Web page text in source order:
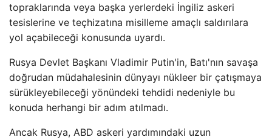
topraklarında veya başka yerlerdeki İngiliz askeri
tesislerine ve teçhizatına misilleme amaçlı saldırılara
yol açabileceği konusunda uyardı.
Rusya Devlet Başkanı Vladimir Putin'in, Batı'nın savaşa
doğrudan müdahalesinin dünyayı nükleer bir çatışmaya
sürükleyebileceği yönündeki tehdidi nedeniyle bu
konuda herhangi bir adım atılmadı.
Ancak Rusya, ABD askeri yardımındaki uzun